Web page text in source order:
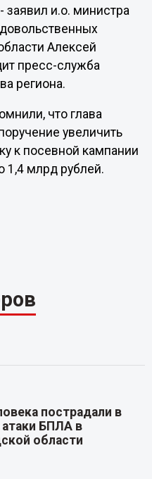
заявил и.о. министра
Алексей
пресс-служба
региона.
что глава
увеличить
к посевной кампании
1,4 млрд рублей.
пострадали в
атаки БПЛА в
области